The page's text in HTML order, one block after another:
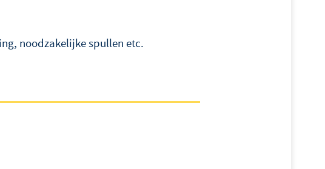
noodzakelijke spullen etc.